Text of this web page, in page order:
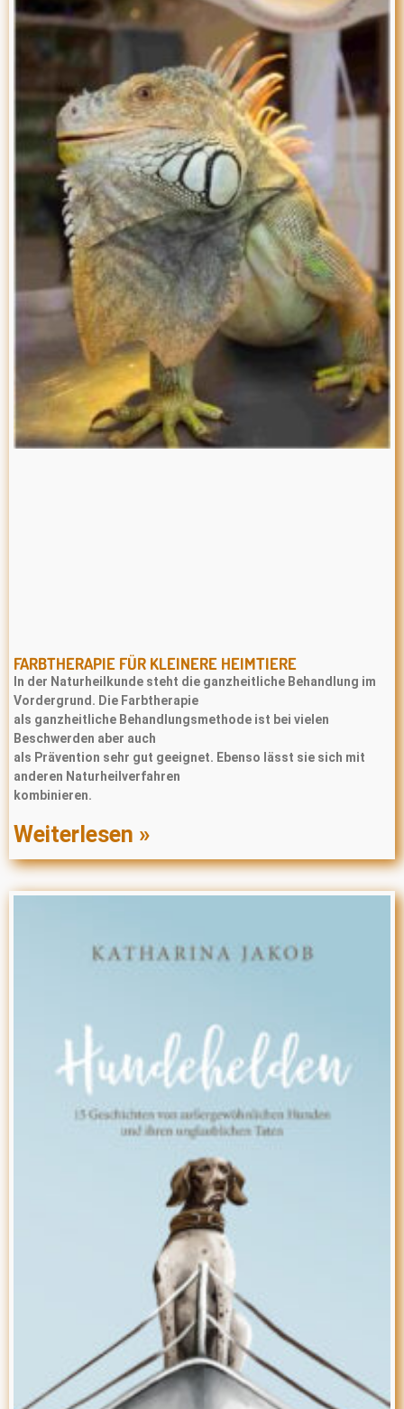
FARBTHERAPIE FÜR KLEINERE HEIMTIERE
In der Naturheilkunde steht die ganzheitliche Behandlung im
Vordergrund. Die Farbtherapie
als ganzheitliche Behandlungsmethode ist bei vielen
Beschwerden aber auch
als Prävention sehr gut geeignet. Ebenso lässt sie sich mit
anderen Naturheilverfahren
kombinieren.
Weiterlesen »